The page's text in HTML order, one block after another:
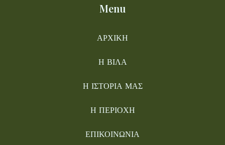
Menu
ΑΡΧΙΚΗ
Η ΒΙΛΑ
Η ΙΣΤΟΡΙΑ ΜΑΣ
Η ΠΕΡΙΟΧΗ
ΕΠΙΚΟΙΝΩΝΙΑ